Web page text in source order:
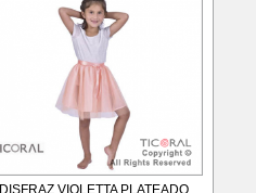
DISFRAZ VIOLETTA PLATEADO